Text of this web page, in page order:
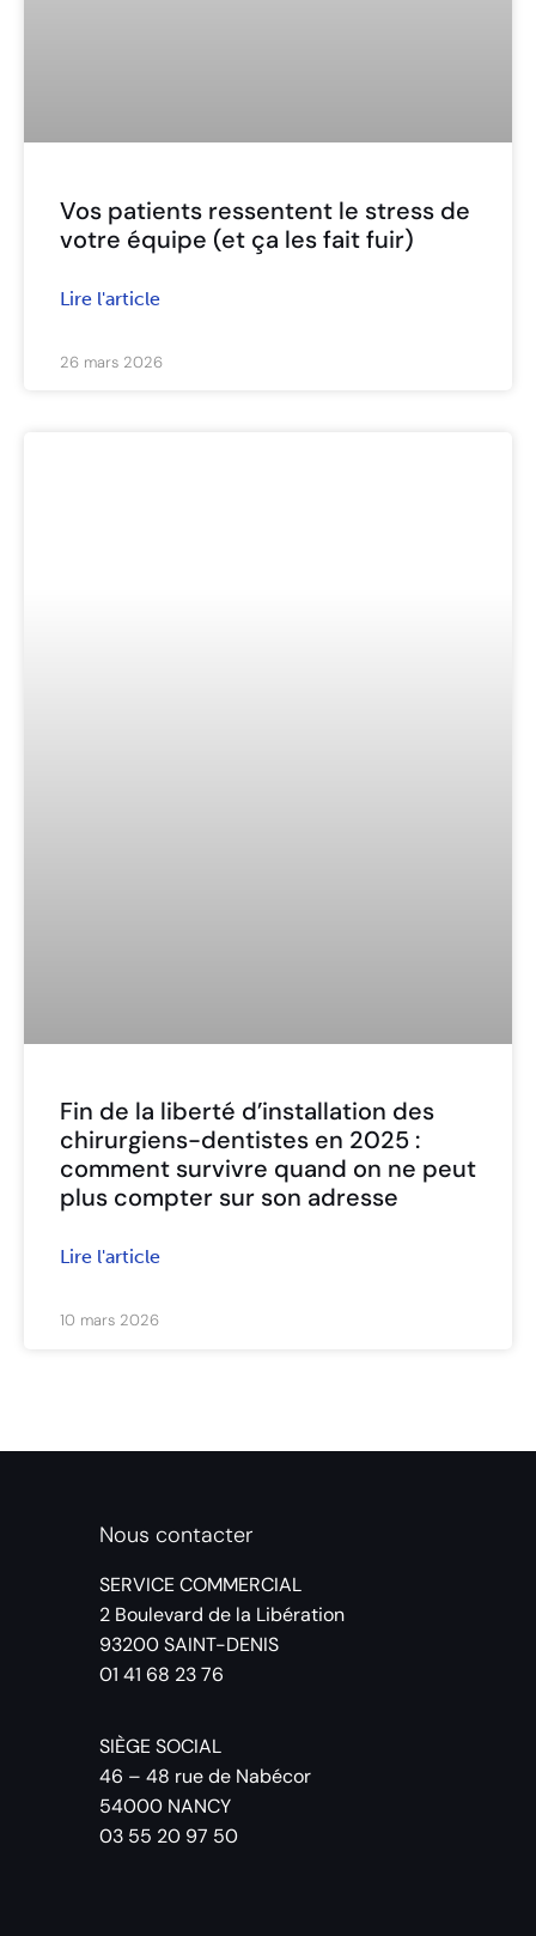
Vos patients ressentent le stress de
votre équipe (et ça les fait fuir)
Lire l'article
26 mars 2026
Fin de la liberté d’installation des
chirurgiens-dentistes en 2025 :
comment survivre quand on ne peut
plus compter sur son adresse
Lire l'article
10 mars 2026
Nous contacter
SERVICE COMMERCIAL
2 Boulevard de la Libération
93200 SAINT-DENIS
01 41 68 23 76
SIÈGE SOCIAL
46 – 48 rue de Nabécor
54000 NANCY
03 55 20 97 50